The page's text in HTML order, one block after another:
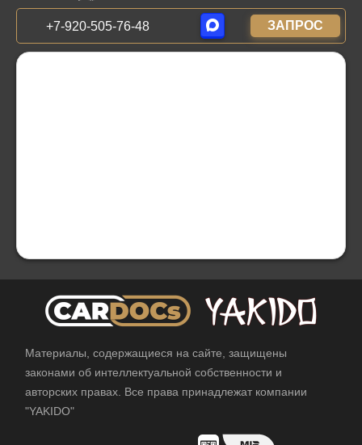
+7-920-505-76-48 ЗАПРОС
Материалы, содержащиеся на сайте, защищены
законами об интеллектуальной собственности и
авторских правах. Все права принадлежат компании
"YAKIDO"